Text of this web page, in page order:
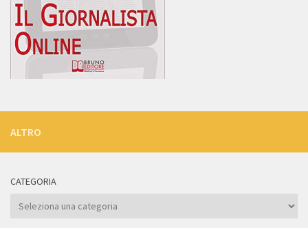
ALTRO
CATEGORIA
Categoria